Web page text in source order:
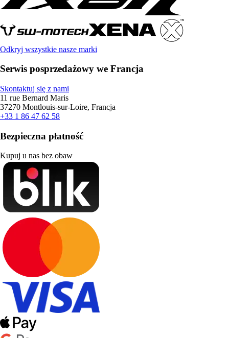
Odkryj wszystkie nasze marki
Serwis posprzedażowy we Francja
Skontaktuj się z nami
11 rue Bernard Maris
37270 Montlouis-sur-Loire, Francja
+33 1 86 47 62 58
Bezpieczna płatność
Kupuj u nas bez obaw